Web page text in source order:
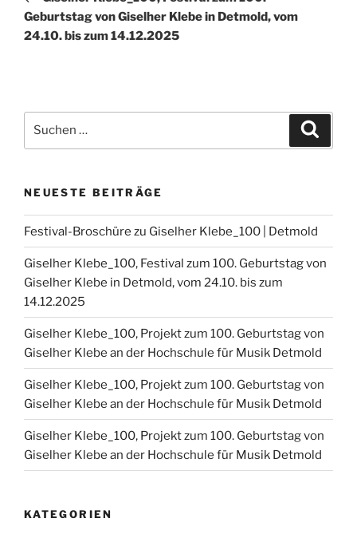
Geburtstag von Giselher Klebe in Detmold, vom
24.10. bis zum 14.12.2025
nach:
NEUESTE BEITRÄGE
Festival-Broschüre zu Giselher Klebe_100 | Detmold
Giselher Klebe_100, Festival zum 100. Geburtstag von
Giselher Klebe in Detmold, vom 24.10. bis zum
14.12.2025
Giselher Klebe_100, Projekt zum 100. Geburtstag von
Giselher Klebe an der Hochschule für Musik Detmold
Giselher Klebe_100, Projekt zum 100. Geburtstag von
Giselher Klebe an der Hochschule für Musik Detmold
Giselher Klebe_100, Projekt zum 100. Geburtstag von
Giselher Klebe an der Hochschule für Musik Detmold
KATEGORIEN